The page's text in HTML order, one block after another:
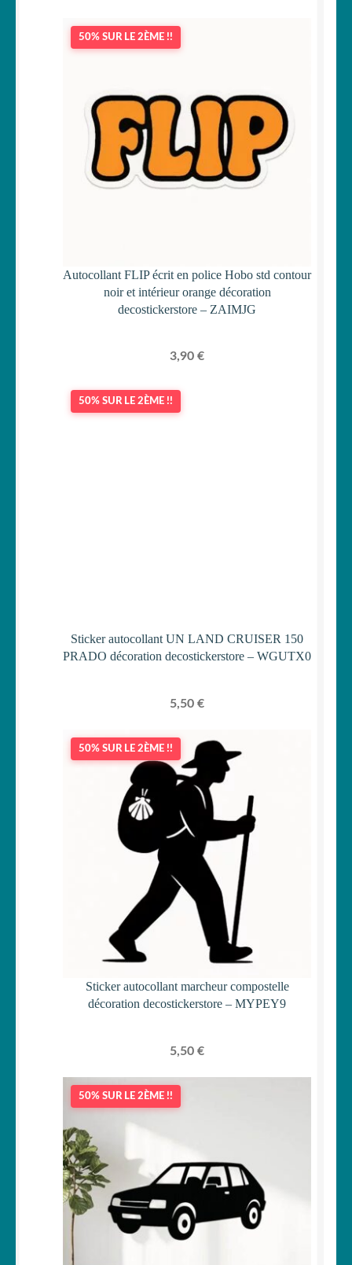
50% SUR LE 2ÈME !!
Autocollant FLIP écrit en police Hobo std contour
noir et intérieur orange décoration
decostickerstore – ZAIMJG
3,90 €
50% SUR LE 2ÈME !!
Sticker autocollant UN LAND CRUISER 150
PRADO décoration decostickerstore – WGUTX0
5,50 €
50% SUR LE 2ÈME !!
Sticker autocollant marcheur compostelle
décoration decostickerstore – MYPEY9
5,50 €
50% SUR LE 2ÈME !!